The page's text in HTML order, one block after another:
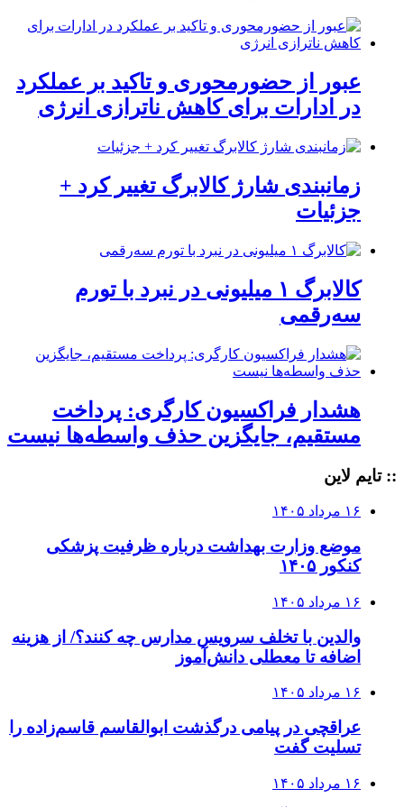
عبور از حضورمحوری و تاکید بر عملکرد
در ادارات برای کاهش ناترازی انرژی
زمانبندی شارژ کالابرگ تغییر کرد +
جزئیات
کالابرگ ۱ میلیونی در نبرد با تورم
سه‌رقمی
هشدار فراکسیون کارگری: پرداخت
مستقیم، جایگزین حذف واسطه‌ها نیست
:: تایم لاین
۱۶ مرداد ۱۴۰۵
موضع وزارت بهداشت درباره ظرفیت پزشکی
کنکور ۱۴۰۵
۱۶ مرداد ۱۴۰۵
والدین با تخلف سرویس مدارس چه کنند؟/ از هزینه
اضافه تا معطلی دانش‌آموز
۱۶ مرداد ۱۴۰۵
عراقچی در پیامی درگذشت ابوالقاسم قاسم‌زاده را
تسلیت گفت
۱۶ مرداد ۱۴۰۵